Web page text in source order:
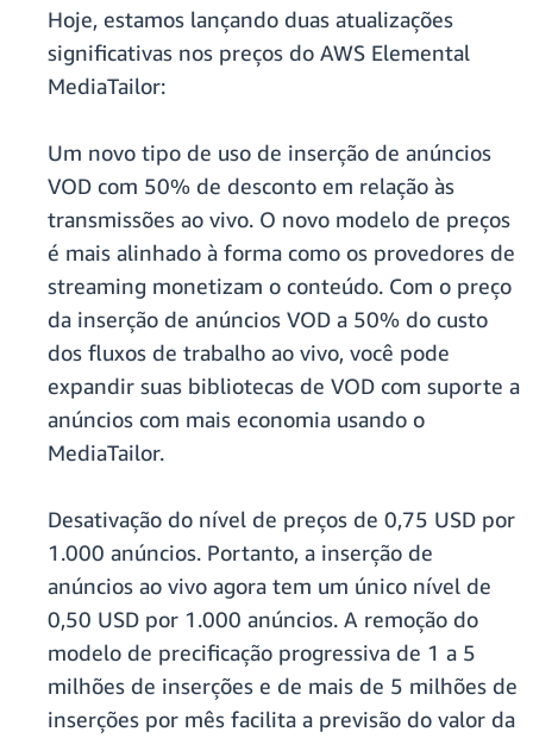
Hoje, estamos lançando duas atualizações
significativas nos preços do AWS Elemental
MediaTailor:
Um novo tipo de uso de inserção de anúncios
VOD com 50% de desconto em relação às
transmissões ao vivo. O novo modelo de preços
é mais alinhado à forma como os provedores de
streaming monetizam o conteúdo. Com o preço
da inserção de anúncios VOD a 50% do custo
dos fluxos de trabalho ao vivo, você pode
expandir suas bibliotecas de VOD com suporte a
anúncios com mais economia usando o
MediaTailor.
Desativação do nível de preços de 0,75 USD por
1.000 anúncios. Portanto, a inserção de
anúncios ao vivo agora tem um único nível de
0,50 USD por 1.000 anúncios. A remoção do
modelo de precificação progressiva de 1 a 5
milhões de inserções e de mais de 5 milhões de
inserções por mês facilita a previsão do valor da